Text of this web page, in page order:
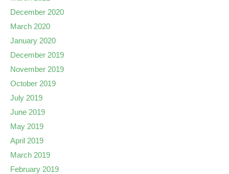
December 2020
March 2020
January 2020
December 2019
November 2019
October 2019
July 2019
June 2019
May 2019
April 2019
March 2019
February 2019